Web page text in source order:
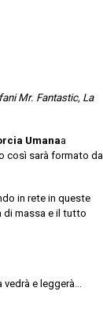
Mr. Fantastic, La
Umanaa
così sarà formato da
in rete in queste
di massa e il tutto
e leggerà…